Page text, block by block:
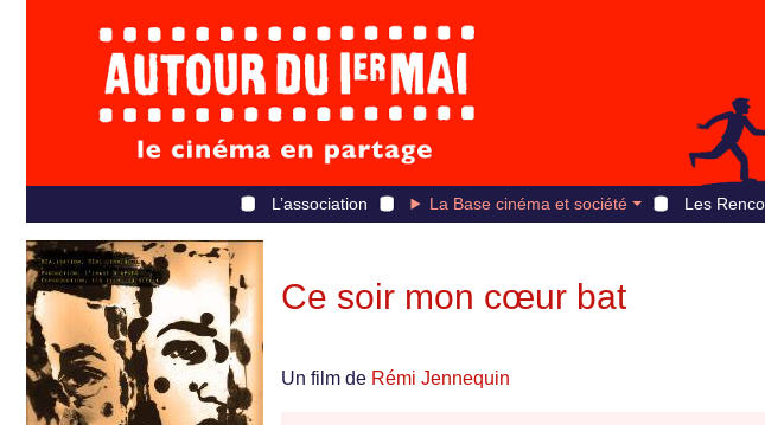
L’association La Base cinéma et société Les
Ce soir mon cœur bat
Un film de Rémi Jennequin